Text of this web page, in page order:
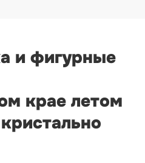
и фигурные
крае летом